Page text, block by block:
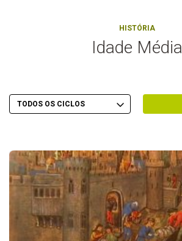
HISTÓRIA
Idade Média
Filtrar por Ciclo
Escolher Ciclo